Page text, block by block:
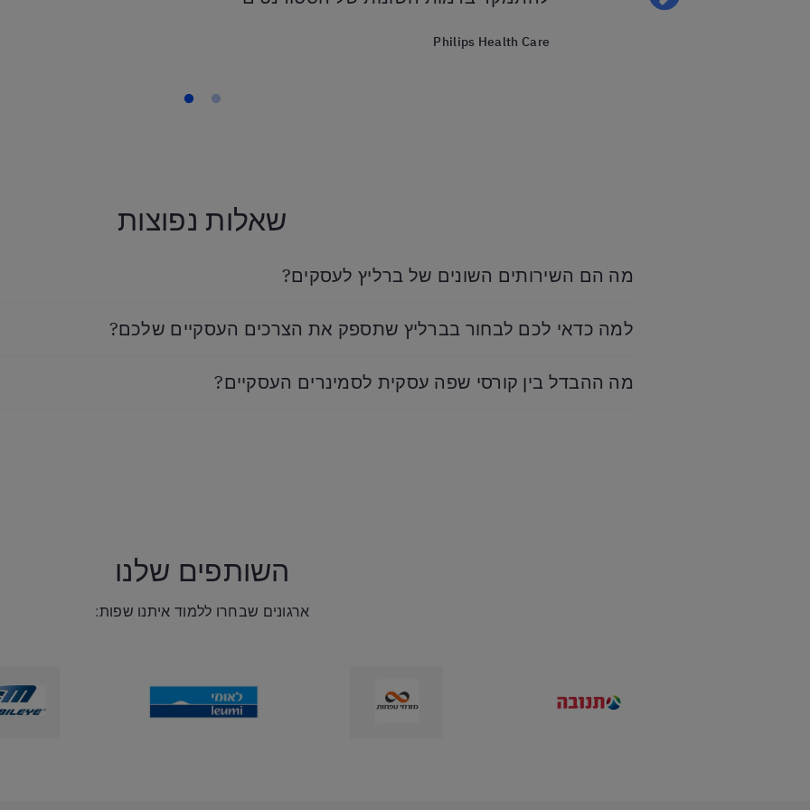
Philips Health Care
שאלות נפוצות
מה הם השירותים השונים של ברליץ לעסקים?
למה כדאי לכם לבחור בברליץ שתספק את הצרכים העסקיים שלכם?
מה ההבדל בין קורסי שפה עסקית לסמינרים העסקיים?
השותפים שלנו
ארגונים שבחרו ללמוד איתנו שפות: